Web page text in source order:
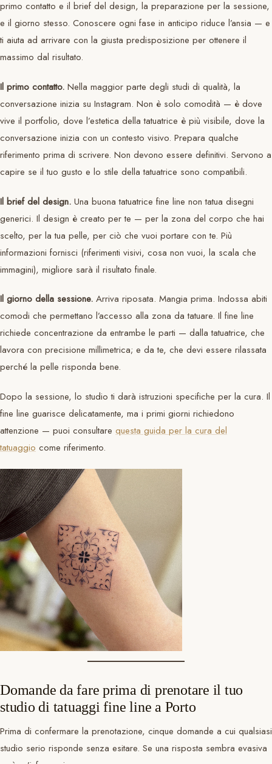
primo contatto e il brief del design, la preparazione per la sessione,
e il giorno stesso. Conoscere ogni fase in anticipo riduce l’ansia — e
ti aiuta ad arrivare con la giusta predisposizione per ottenere il
massimo dal risultato.
Il primo contatto. Nella maggior parte degli studi di qualità, la
conversazione inizia su Instagram. Non è solo comodità — è dove
vive il portfolio, dove l’estetica della tatuatrice è più visibile, dove la
conversazione inizia con un contesto visivo. Prepara qualche
riferimento prima di scrivere. Non devono essere definitivi. Servono a
capire se il tuo gusto e lo stile della tatuatrice sono compatibili.
Il brief del design. Una buona tatuatrice fine line non tatua disegni
generici. Il design è creato per te — per la zona del corpo che hai
scelto, per la tua pelle, per ciò che vuoi portare con te. Più
informazioni fornisci (riferimenti visivi, cosa non vuoi, la scala che
immagini), migliore sarà il risultato finale.
Il giorno della sessione. Arriva riposata. Mangia prima. Indossa abiti
comodi che permettano l’accesso alla zona da tatuare. Il fine line
richiede concentrazione da entrambe le parti — dalla tatuatrice, che
lavora con precisione millimetrica; e da te, che devi essere rilassata
perché la pelle risponda bene.
Dopo la sessione, lo studio ti darà istruzioni specifiche per la cura. Il
fine line guarisce delicatamente, ma i primi giorni richiedono
attenzione — puoi consultare questa guida per la cura del
tatuaggio come riferimento.
Domande da fare prima di prenotare il tuo
studio di tatuaggi fine line a Porto
Prima di confermare la prenotazione, cinque domande a cui qualsiasi
studio serio risponde senza esitare. Se una risposta sembra evasiva